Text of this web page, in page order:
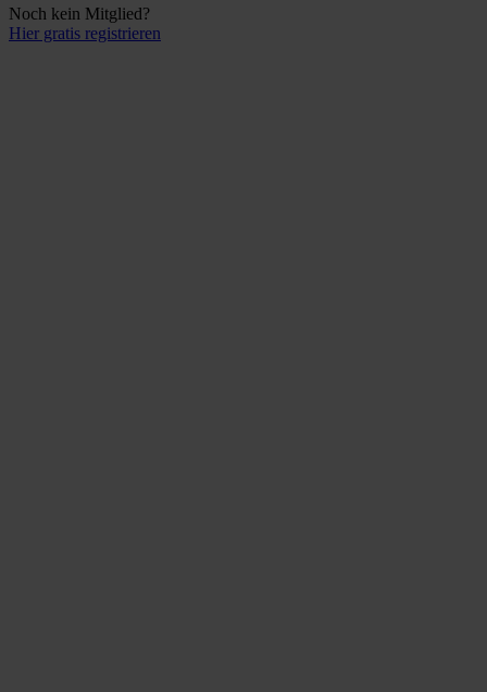
Noch kein Mitglied?
Hier gratis registrieren